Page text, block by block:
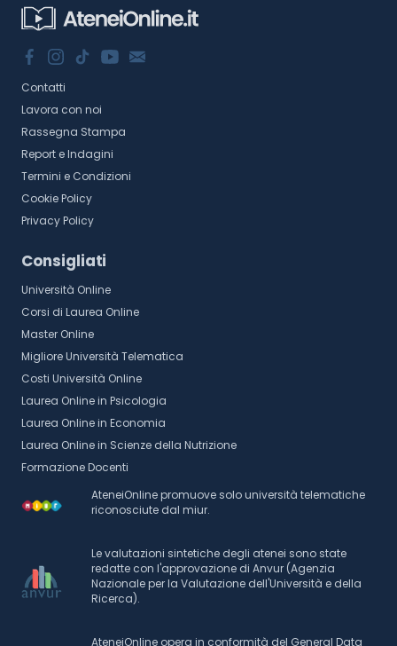
Contatti
Lavora con noi
Rassegna Stampa
Report e Indagini
Termini e Condizioni
Cookie Policy
Privacy Policy
Consigliati
Università Online
Corsi di Laurea Online
Master Online
Migliore Università Telematica
Costi Università Online
Laurea Online in Psicologia
Laurea Online in Economia
Laurea Online in Scienze della Nutrizione
Formazione Docenti
AteneiOnline promuove solo università telematiche
riconosciute dal miur.
Le valutazioni sintetiche degli atenei sono state
redatte con l'approvazione di Anvur (Agenzia
Nazionale per la Valutazione dell'Università e della
Ricerca).
AteneiOnline opera in conformità del General Data